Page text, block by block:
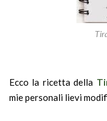
Ecco la ricetta della
mie personali lievi